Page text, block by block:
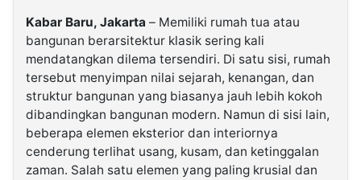
Kabarbaru.co
2026
Kabarbaru
Kabar Baru, Jakarta – Memiliki rumah tua atau
bangunan berarsitektur klasik sering kali
mendatangkan dilema tersendiri. Di satu sisi, rumah
tersebut menyimpan nilai sejarah, kenangan, dan
struktur bangunan yang biasanya jauh lebih kokoh
dibandingkan bangunan modern. Namun di sisi lain,
beberapa elemen eksterior dan interiornya
cenderung terlihat usang, kusam, dan ketinggalan
zaman. Salah satu elemen yang paling krusial dan